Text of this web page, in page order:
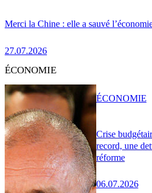
Merci la Chine : elle a sauvé
27.07.2026
ÉCONOMIE
Crise
record, une
réforme
06.07.2026
ÉCONOMIE